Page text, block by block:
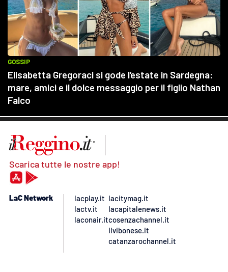
Scarica tutte le nostre app!
LaC Network
lacplay.it
lactv.it
laconair.it
lacitymag.it
lacapitalenews.it
cosenzachannel.it
ilvibonese.it
catanzarochannel.it